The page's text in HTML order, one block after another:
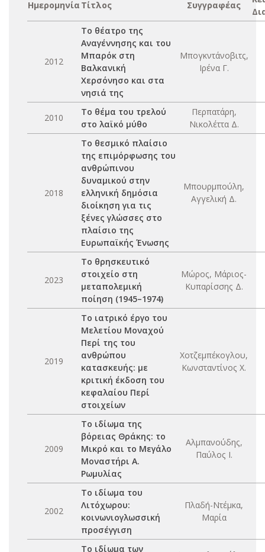
Ημερομηνία Τίτλος Συγγραφέας
2012
Το θέατρο της
Αναγέννησης και του
Μπαρόκ στη
Βαλκανική
Χερσόνησο και στα
νησιά της
Μπογκντάνοβιτς,
Ιρένα Γ.
2010
Το θέμα του τρελού
στο λαϊκό μύθο
Περπατάρη,
Νικολέττα Δ.
2018
Το θεσμικό πλαίσιο
της επιμόρφωσης του
ανθρώπινου
δυναμικού στην
ελληνική δημόσια
διοίκηση για τις
ξένες γλώσσες στο
πλαίσιο της
Ευρωπαϊκής Ένωσης
Μπουρμπούλη,
Αγγελική Δ.
2023
Το θρησκευτικό
στοιχείο στη
μεταπολεμική
ποίηση (1945–1974)
Μώρος, Μάριος-
Κυπαρίσσης Δ.
2019
Το ιατρικό έργο του
Μελετίου Μοναχού
Περί της του
ανθρώπου
κατασκευής: με
κριτική έκδοση του
κεφαλαίου Περί
στοιχείων
Χοτζεμπέκογλου,
Κωνσταντίνος Χ.
2009
Το ιδίωμα της
βόρειας Θράκης: το
Μικρό και το Μεγάλο
Μοναστήρι Α.
Ρωμυλίας
Αλμπανούδης,
Παύλος Ι.
2002
Το ιδίωμα του
Λιτόχωρου:
κοινωνιογλωσσική
προσέγγιση
Πλαδή-Ντέμκα,
Μαρία
Το ιδίωμα των